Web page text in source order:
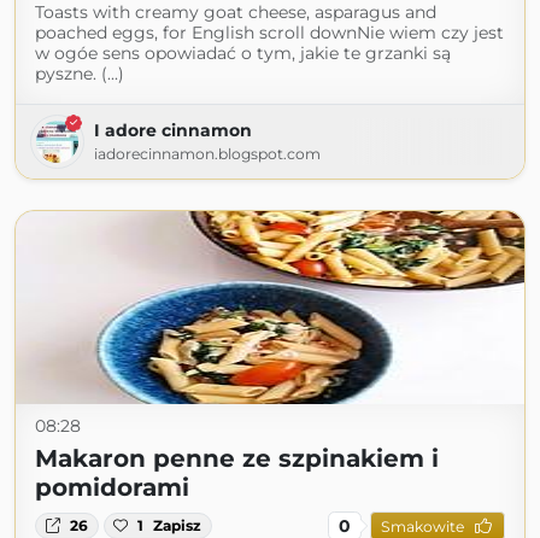
Toasts with creamy goat cheese, asparagus and
poached eggs, for English scroll downNie wiem czy jest
w ogóe sens opowiadać o tym, jakie te grzanki są
pyszne. (...)
I adore cinnamon
iadorecinnamon.blogspot.com
08:28
Makaron penne ze szpinakiem i
pomidorami
26 1 Zapisz 0 Smakowite